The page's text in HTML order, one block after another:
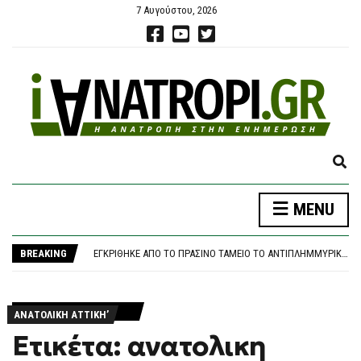
7 Αυγούστου, 2026
E
P
N
MENU
BREAKING
ΧΆΡΗΣ ΔΟΎΚΑΣ: Η ΣΤΉΡΙΞΗ ΤΗΣ ΟΙΚΟΓΈΝΕΙΑΣ ΞΕΚΙΝΆΕΙ ΑΠΌ ΤΑ ΠΑΙΔΙΆ
ΕΓΚΡΊΘΗΚΕ ΑΠΌ ΤΟ ΠΡΆΣΙΝΟ ΤΑΜΕΊΟ ΤΟ ΑΝΤΙΠΛΗΜΜΥΡΙΚΌ ΈΡΓΟ ΓΙΑ ΤΟΝ ΛΥΚΑΒΗΤΤΌ ΠΟΥ ΚΑΤΈΘΕΣΕ Ο ΔΉΜΟΣ ΑΘΗΝΑΊΩΝ
ΑΝΑΤΟΛΙΚΗ ΑΤΤΙΚΗ’
Ετικέτα: ανατολικη